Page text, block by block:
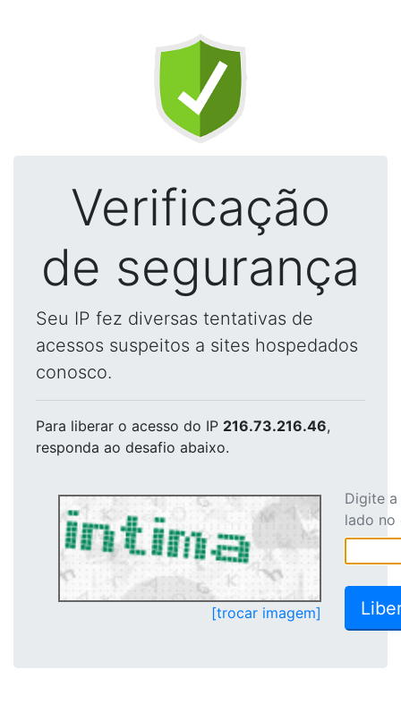
Verificação
de segurança
Seu IP fez diversas tentativas de
acessos suspeitos a sites hospedados
conosco.
Para liberar o acesso do IP 216.73.216.46,
responda ao desafio abaixo.
[trocar imagem]
Digite
lado no